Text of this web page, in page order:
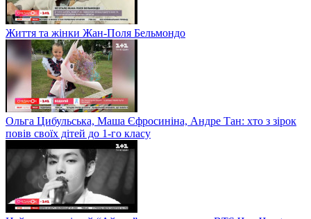
Життя та жінки Жан-Поля Бельмондо
Ольга Цибульська, Маша Єфросиніна, Андре Тан: хто з зірок
повів своїх дітей до 1-го класу